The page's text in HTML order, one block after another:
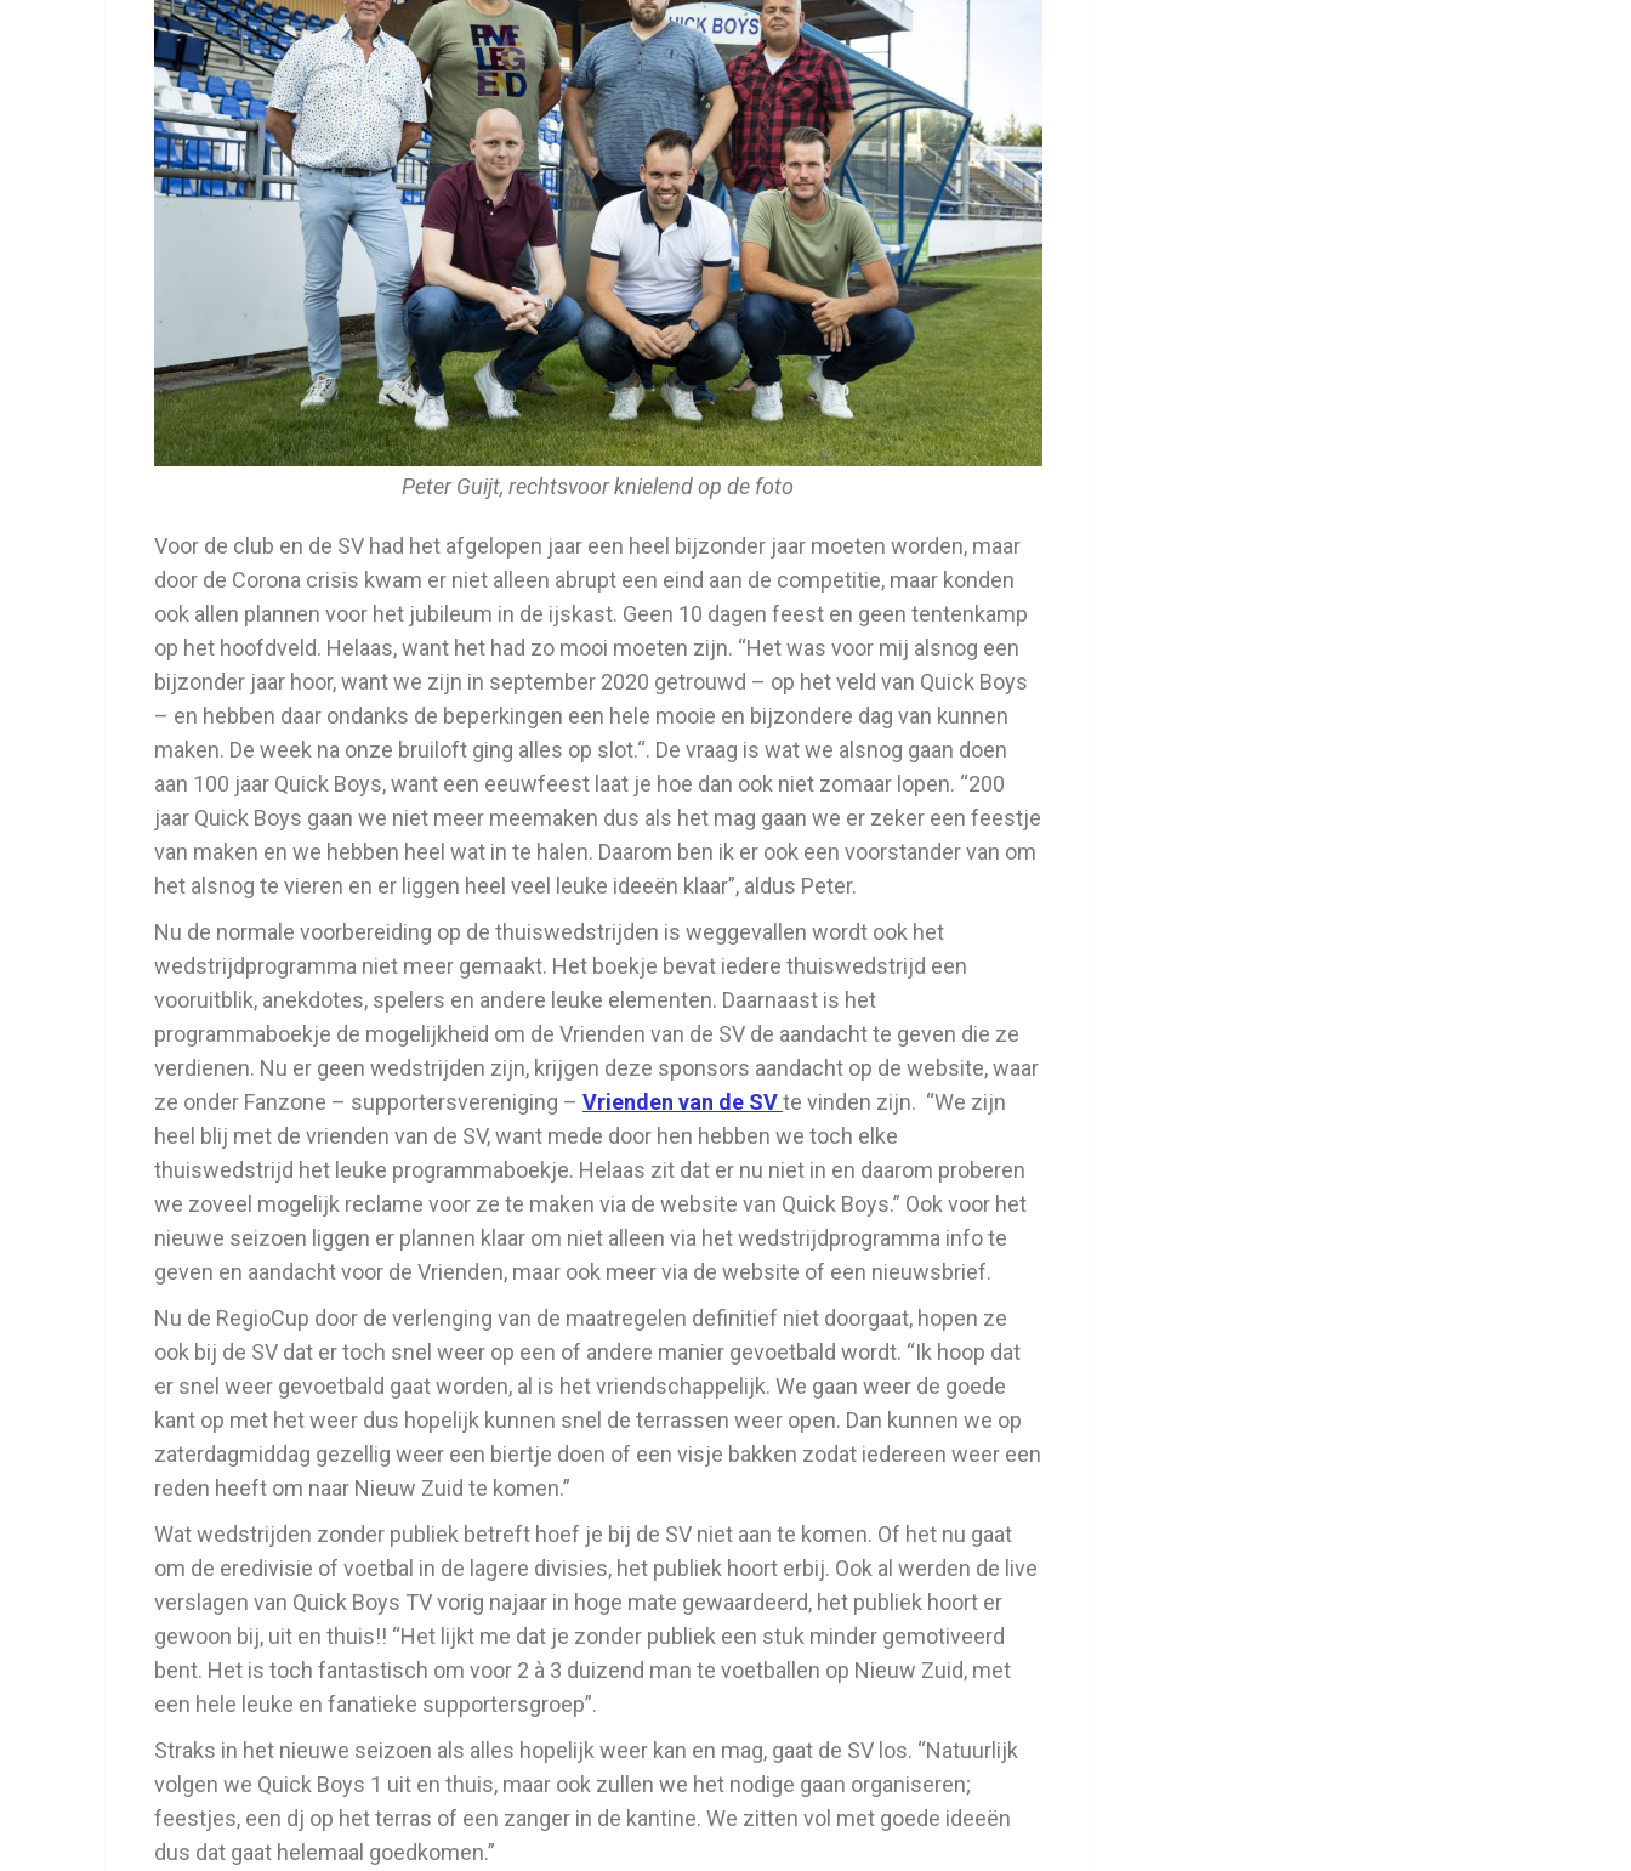
Peter Guijt, rechtsvoor knielend op de foto
Voor de club en de SV had het afgelopen jaar een heel bijzonder jaar moeten worden, maar
door de Corona crisis kwam er niet alleen abrupt een eind aan de competitie, maar konden
ook allen plannen voor het jubileum in de ijskast. Geen 10 dagen feest en geen tentenkamp
op het hoofdveld. Helaas, want het had zo mooi moeten zijn. “Het was voor mij alsnog een
bijzonder jaar hoor, want we zijn in september 2020 getrouwd – op het veld van Quick Boys
– en hebben daar ondanks de beperkingen een hele mooie en bijzondere dag van kunnen
maken. De week na onze bruiloft ging alles op slot.“. De vraag is wat we alsnog gaan doen
aan 100 jaar Quick Boys, want een eeuwfeest laat je hoe dan ook niet zomaar lopen. “200
jaar Quick Boys gaan we niet meer meemaken dus als het mag gaan we er zeker een feestje
van maken en we hebben heel wat in te halen. Daarom ben ik er ook een voorstander van om
het alsnog te vieren en er liggen heel veel leuke ideeën klaar”, aldus Peter.
Nu de normale voorbereiding op de thuiswedstrijden is weggevallen wordt ook het
wedstrijdprogramma niet meer gemaakt. Het boekje bevat iedere thuiswedstrijd een
vooruitblik, anekdotes, spelers en andere leuke elementen. Daarnaast is het
programmaboekje de mogelijkheid om de Vrienden van de SV de aandacht te geven die ze
verdienen. Nu er geen wedstrijden zijn, krijgen deze sponsors aandacht op de website, waar
ze onder Fanzone – supportersvereniging – Vrienden van de SVte vinden zijn. “We zijn
heel blij met de vrienden van de SV, want mede door hen hebben we toch elke
thuiswedstrijd het leuke programmaboekje. Helaas zit dat er nu niet in en daarom proberen
we zoveel mogelijk reclame voor ze te maken via de website van Quick Boys.” Ook voor het
nieuwe seizoen liggen er plannen klaar om niet alleen via het wedstrijdprogramma info te
geven en aandacht voor de Vrienden, maar ook meer via de website of een nieuwsbrief.
Nu de RegioCup door de verlenging van de maatregelen definitief niet doorgaat, hopen ze
ook bij de SV dat er toch snel weer op een of andere manier gevoetbald wordt. “Ik hoop dat
er snel weer gevoetbald gaat worden, al is het vriendschappelijk. We gaan weer de goede
kant op met het weer dus hopelijk kunnen snel de terrassen weer open. Dan kunnen we op
zaterdagmiddag gezellig weer een biertje doen of een visje bakken zodat iedereen weer een
reden heeft om naar Nieuw Zuid te komen.”
Wat wedstrijden zonder publiek betreft hoef je bij de SV niet aan te komen. Of het nu gaat
om de eredivisie of voetbal in de lagere divisies, het publiek hoort erbij. Ook al werden de live
verslagen van Quick Boys TV vorig najaar in hoge mate gewaardeerd, het publiek hoort er
gewoon bij, uit en thuis!! “Het lijkt me dat je zonder publiek een stuk minder gemotiveerd
bent. Het is toch fantastisch om voor 2 à 3 duizend man te voetballen op Nieuw Zuid, met
een hele leuke en fanatieke supportersgroep”.
Straks in het nieuwe seizoen als alles hopelijk weer kan en mag, gaat de SV los. “Natuurlijk
volgen we Quick Boys 1 uit en thuis, maar ook zullen we het nodige gaan organiseren;
feestjes, een dj op het terras of een zanger in de kantine. We zitten vol met goede ideeën
dus dat gaat helemaal goedkomen.”